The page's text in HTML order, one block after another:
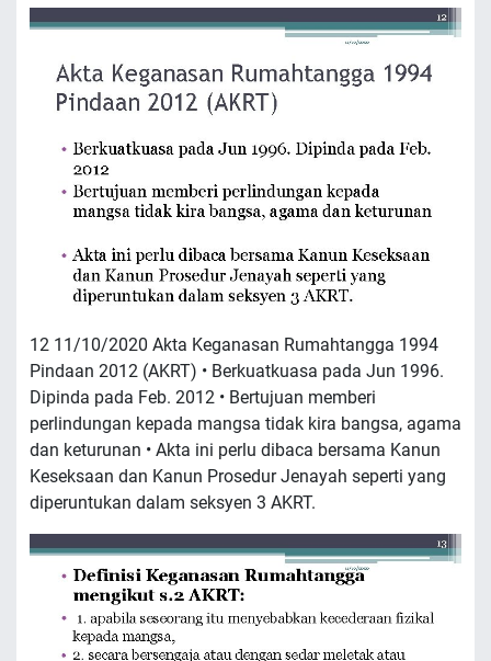
12 11/10/2020 Akta Keganasan Rumahtangga 1994
Pindaan 2012 (AKRT) • Berkuatkuasa pada Jun 1996.
Dipinda pada Feb. 2012 • Bertujuan memberi
perlindungan kepada mangsa tidak kira bangsa, agama
dan keturunan • Akta ini perlu dibaca bersama Kanun
Keseksaan dan Kanun Prosedur Jenayah seperti yang
diperuntukan dalam seksyen 3 AKRT.